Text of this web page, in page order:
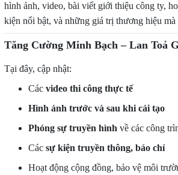
hình ảnh, video, bài viết giới thiệu công ty,
kiện nổi bật, và những giá trị thương hiệu
Tăng Cường Minh Bạch – Lan Toả
Tại đây, cập nhật:
Các video thi công thực tế
Hình ảnh trước và sau khi cải tạo
Phóng sự truyền hình về các công
Các sự kiện truyền thông, báo chí
Hoạt động cộng đồng, bảo vệ môi